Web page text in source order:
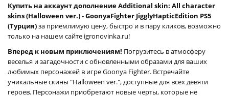
Купить на аккаунт дополнение Additional skin: All character
skins (Halloween ver.) - GoonyaFighter JigglyHapticEdition PS5
(Турция)за приемлимую цену, быстро и в пару кликов, возможно
только на нашем сайте igronovinka.ru!
Вперед к новым приключениям! Погрузитесь в атмосферу
веселья и загадочности с обновленными образами для ваших
любимых персонажей в игре Goonya Fighter. Встречайте
уникальные скины "Halloween ver.", доступные для всех девяти
героев. Персонажи приобретают новые черты, которые не